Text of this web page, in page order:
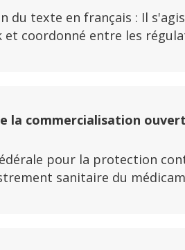
du texte en français : Il
coordonné entre les
la commercialisation
pour la protection
sanitaire du